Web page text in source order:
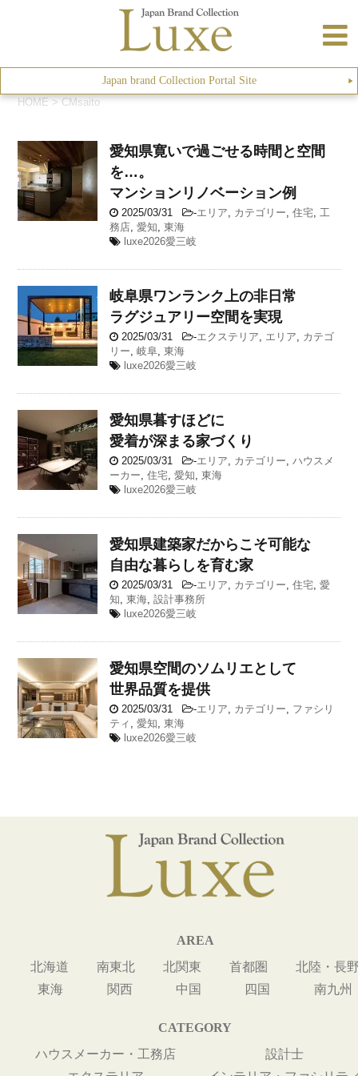
Japan brand Collection Portal Site ▶︎
HOME > CMsaito
愛知県寛いで過ごせる時間と空間
を…。
マンションリノベーション例
2025/03/31 -エリア, カテゴリー,住宅,工
務店,愛知,東海
luxe2026愛三岐
岐阜県ワンランク上の非日常
ラグジュアリー空間を実現
2025/03/31 -エクステリア, エリア, カテゴ
リー,岐阜,東海
luxe2026愛三岐
愛知県暮すほどに
愛着が深まる家づくり
2025/03/31 -エリア, カテゴリー,ハウスメ
ーカー,住宅,愛知,東海
luxe2026愛三岐
愛知県建築家だからこそ可能な
自由な暮らしを育む家
2025/03/31 -エリア, カテゴリー,住宅,愛
知,東海,設計事務所
luxe2026愛三岐
愛知県空間のソムリエとして
世界品質を提供
2025/03/31 -エリア, カテゴリー, ファシリ
ティ ,愛知,東海
luxe2026愛三岐
AREA
北海道
南東北 北関東 首都圏
北陸・長
東海
関西 中国 四国 南九州
CATEGORY
ハウスメーカー・工務店
設計士